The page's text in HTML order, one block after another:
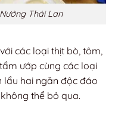
Thái Lan
các loại thịt bò, tôm,
ướp cùng các loại
lẩu hai ngăn độc đáo
thể bỏ qua.